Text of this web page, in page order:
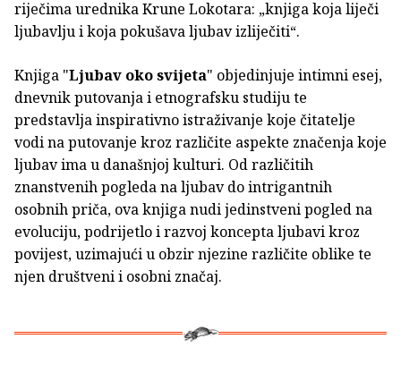
riječima urednika Krune Lokotara: „knjiga koja liječi
ljubavlju i koja pokušava ljubav izliječiti“.
Knjiga "Ljubav oko svijeta" objedinjuje intimni esej,
dnevnik putovanja i etnografsku studiju te
predstavlja inspirativno istraživanje koje čitatelje
vodi na putovanje kroz različite aspekte značenja koje
ljubav ima u današnjoj kulturi. Od različitih
znanstvenih pogleda na ljubav do intrigantnih
osobnih priča, ova knjiga nudi jedinstveni pogled na
evoluciju, podrijetlo i razvoj koncepta ljubavi kroz
povijest, uzimajući u obzir njezine različite oblike te
njen društveni i osobni značaj.